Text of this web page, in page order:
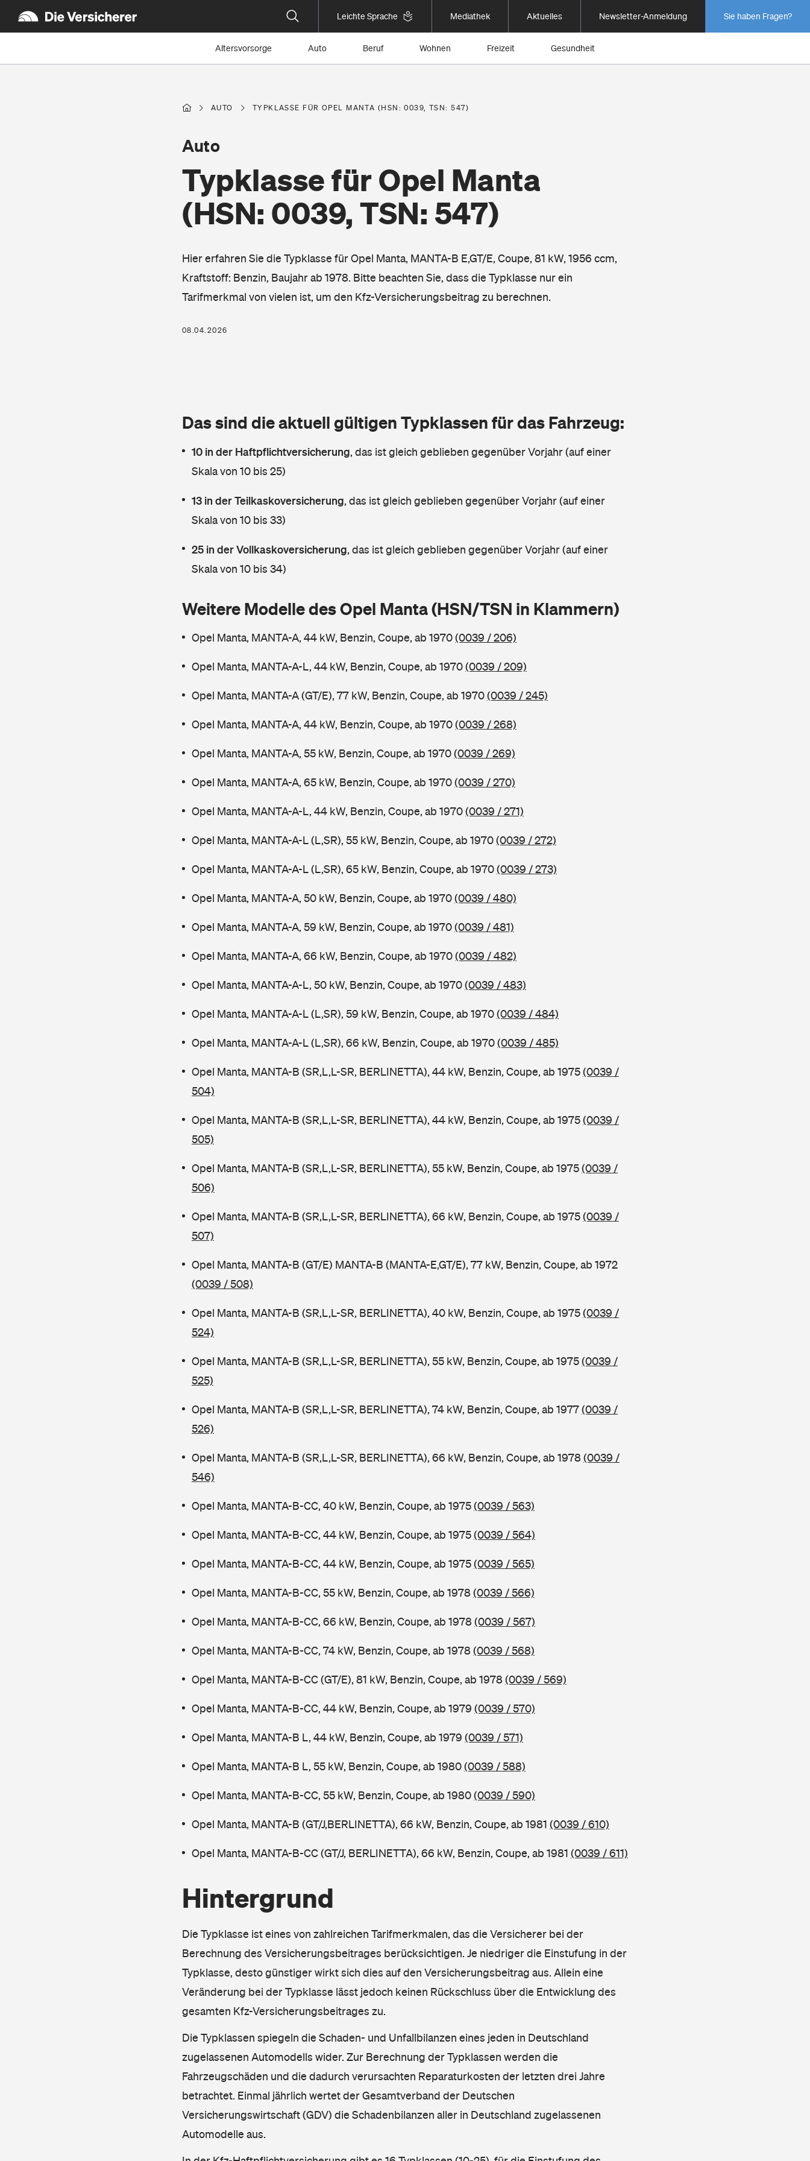
Leichte Sprache Mediathek Aktuelles Newsletter-Anmeldung Sie haben Fragen?
Altersvorsorge Auto Beruf Wohnen Freizeit Gesundheit
AUTO TYPKLASSE FÜR OPEL MANTA (HSN: 0039, TSN: 547)
Typklasse für Opel Manta
(HSN: 0039, TSN: 547)
Auto
Hier erfahren Sie die Typklasse für Opel Manta, MANTA-B E,GT/E, Coupe, 81 kW, 1956 ccm,
Kraftstoff: Benzin, Baujahr ab 1978. Bitte beachten Sie, dass die Typklasse nur ein
Tarifmerkmal von vielen ist, um den Kfz-Versicherungsbeitrag zu berechnen.
08.04.2026
Das sind die aktuell gültigen Typklassen für das Fahrzeug:
10 in der Haftpflichtversicherung, das ist gleich geblieben gegenüber Vorjahr (auf einer
Skala von 10 bis 25)
13 in der Teilkaskoversicherung, das ist gleich geblieben gegenüber Vorjahr (auf einer
Skala von 10 bis 33)
25 in der Vollkaskoversicherung, das ist gleich geblieben gegenüber Vorjahr (auf einer
Skala von 10 bis 34)
Weitere Modelle des Opel Manta (HSN/TSN in Klammern)
Opel Manta, MANTA-A, 44 kW, Benzin, Coupe, ab 1970(0039 / 206)
Opel Manta, MANTA-A-L, 44 kW, Benzin, Coupe, ab 1970(0039 / 209)
Opel Manta, MANTA-A (GT/E), 77 kW, Benzin, Coupe, ab 1970(0039 / 245)
Opel Manta, MANTA-A, 44 kW, Benzin, Coupe, ab 1970(0039 / 268)
Opel Manta, MANTA-A, 55 kW, Benzin, Coupe, ab 1970(0039 / 269)
Opel Manta, MANTA-A, 65 kW, Benzin, Coupe, ab 1970(0039 / 270)
Opel Manta, MANTA-A-L, 44 kW, Benzin, Coupe, ab 1970(0039 / 271)
Opel Manta, MANTA-A-L (L,SR), 55 kW, Benzin, Coupe, ab 1970(0039 / 272)
Opel Manta, MANTA-A-L (L,SR), 65 kW, Benzin, Coupe, ab 1970(0039 / 273)
Opel Manta, MANTA-A, 50 kW, Benzin, Coupe, ab 1970(0039 / 480)
Opel Manta, MANTA-A, 59 kW, Benzin, Coupe, ab 1970(0039 / 481)
Opel Manta, MANTA-A, 66 kW, Benzin, Coupe, ab 1970(0039 / 482)
Opel Manta, MANTA-A-L, 50 kW, Benzin, Coupe, ab 1970(0039 / 483)
Opel Manta, MANTA-A-L (L,SR), 59 kW, Benzin, Coupe, ab 1970(0039 / 484)
Opel Manta, MANTA-A-L (L,SR), 66 kW, Benzin, Coupe, ab 1970(0039 / 485)
Opel Manta, MANTA-B (SR,L,L-SR, BERLINETTA), 44 kW, Benzin, Coupe, ab 1975(0039 /
504)
Opel Manta, MANTA-B (SR,L,L-SR, BERLINETTA), 44 kW, Benzin, Coupe, ab 1975(0039 /
505)
Opel Manta, MANTA-B (SR,L,L-SR, BERLINETTA), 55 kW, Benzin, Coupe, ab 1975(0039 /
506)
Opel Manta, MANTA-B (SR,L,L-SR, BERLINETTA), 66 kW, Benzin, Coupe, ab 1975(0039 /
507)
Opel Manta, MANTA-B (GT/E) MANTA-B (MANTA-E,GT/E), 77 kW, Benzin, Coupe, ab 1972
(0039 / 508)
Opel Manta, MANTA-B (SR,L,L-SR, BERLINETTA), 40 kW, Benzin, Coupe, ab 1975(0039 /
524)
Opel Manta, MANTA-B (SR,L,L-SR, BERLINETTA), 55 kW, Benzin, Coupe, ab 1975(0039 /
525)
Opel Manta, MANTA-B (SR,L,L-SR, BERLINETTA), 74 kW, Benzin, Coupe, ab 1977(0039 /
526)
Opel Manta, MANTA-B (SR,L,L-SR, BERLINETTA), 66 kW, Benzin, Coupe, ab 1978(0039 /
546)
Opel Manta, MANTA-B-CC, 40 kW, Benzin, Coupe, ab 1975(0039 / 563)
Opel Manta, MANTA-B-CC, 44 kW, Benzin, Coupe, ab 1975(0039 / 564)
Opel Manta, MANTA-B-CC, 44 kW, Benzin, Coupe, ab 1975(0039 / 565)
Opel Manta, MANTA-B-CC, 55 kW, Benzin, Coupe, ab 1978(0039 / 566)
Opel Manta, MANTA-B-CC, 66 kW, Benzin, Coupe, ab 1978(0039 / 567)
Opel Manta, MANTA-B-CC, 74 kW, Benzin, Coupe, ab 1978(0039 / 568)
Opel Manta, MANTA-B-CC (GT/E), 81 kW, Benzin, Coupe, ab 1978(0039 / 569)
Opel Manta, MANTA-B-CC, 44 kW, Benzin, Coupe, ab 1979 (0039 / 570)
Opel Manta, MANTA-B L, 44 kW, Benzin, Coupe, ab 1979 (0039 / 571)
Opel Manta, MANTA-B L, 55 kW, Benzin, Coupe, ab 1980(0039 / 588)
Opel Manta, MANTA-B-CC, 55 kW, Benzin, Coupe, ab 1980(0039 / 590)
Opel Manta, MANTA-B (GT/J,BERLINETTA), 66 kW, Benzin, Coupe, ab 1981 (0039 / 610)
Opel Manta, MANTA-B-CC (GT/J, BERLINETTA), 66 kW, Benzin, Coupe, ab 1981 (0039 / 611)
Hintergrund
Die Typklasse ist eines von zahlreichen Tarifmerkmalen, das die Versicherer bei der
Berechnung des Versicherungsbeitrages berücksichtigen. Je niedriger die Einstufung in der
Typklasse, desto günstiger wirkt sich dies auf den Versicherungsbeitrag aus. Allein eine
Veränderung bei der Typklasse lässt jedoch keinen Rückschluss über die Entwicklung des
gesamten Kfz-Versicherungsbeitrages zu.
Die Typklassen spiegeln die Schaden- und Unfallbilanzen eines jeden in Deutschland
zugelassenen Automodells wider. Zur Berechnung der Typklassen werden die
Fahrzeugschäden und die dadurch verursachten Reparaturkosten der letzten drei Jahre
betrachtet. Einmal jährlich wertet der Gesamtverband der Deutschen
Versicherungswirtschaft (GDV) die Schadenbilanzen aller in Deutschland zugelassenen
Automodelle aus.